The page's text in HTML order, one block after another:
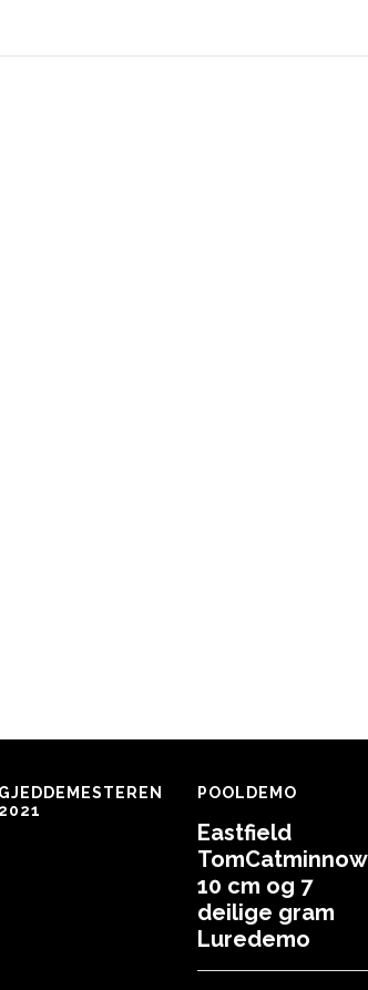
GJEDDEMESTEREN
2021
POOLDEMO
Eastfield
TomCatminnow
10 cm og 7
deilige gram
Luredemo